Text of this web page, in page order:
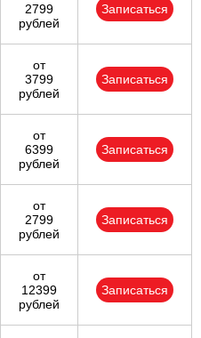
2799
рублей
Записаться
от
3799
рублей
Записаться
от
6399
рублей
Записаться
от
2799
рублей
Записаться
от
12399
рублей
Записаться